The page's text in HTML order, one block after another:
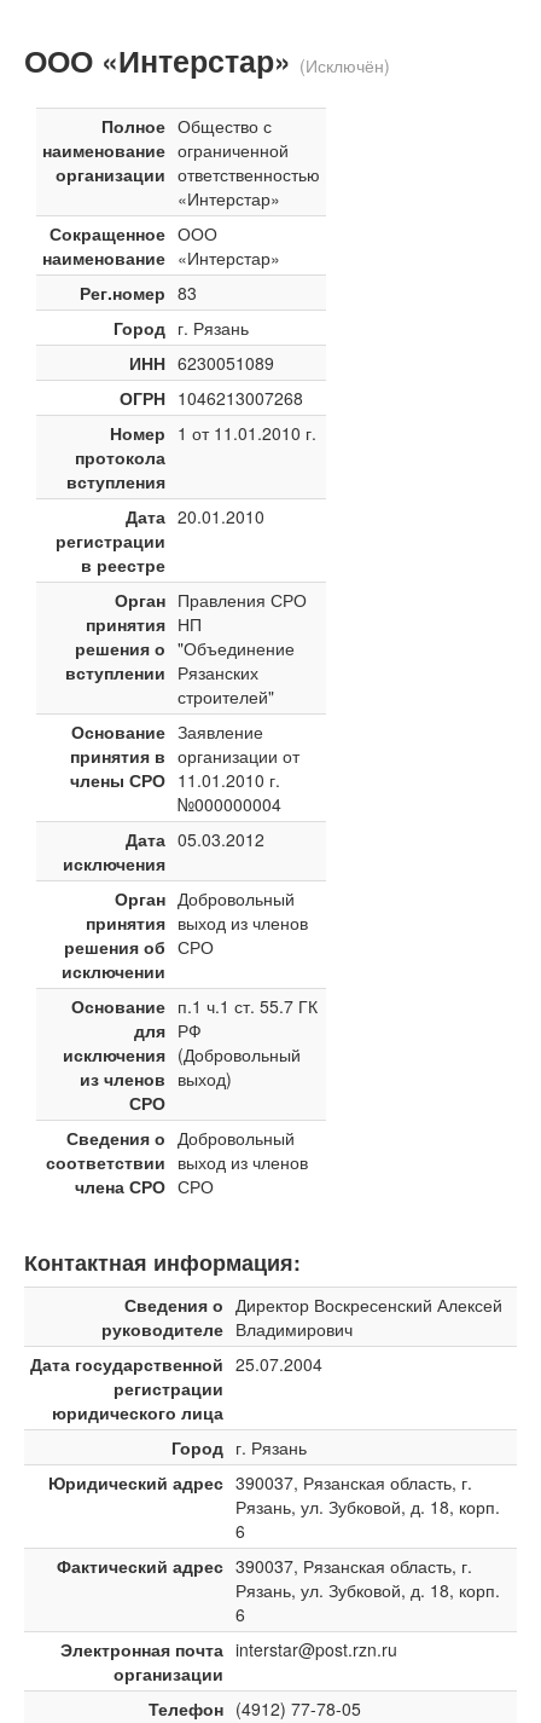
ООО «Интерстар» (Исключён)
Полное
наименование
организации
Общество с
ограниченной
ответственностью
«Интерстар»
Сокращенное
наименование
ООО
«Интерстар»
Рег.номер 83
Город г. Рязань
ИНН 6230051089
ОГРН 1046213007268
Номер
протокола
вступления
1 от 11.01.2010 г.
Дата
регистрации
в реестре
20.01.2010
Орган
принятия
решения о
вступлении
Правления СРО
НП
"Объединение
Рязанских
строителей"
Основание
принятия в
члены СРО
Заявление
организации от
11.01.2010 г.
№000000004
Дата
исключения
05.03.2012
Орган
принятия
решения об
исключении
Добровольный
выход из членов
СРО
Основание
для
исключения
из членов
СРО
п.1 ч.1 ст. 55.7 ГК
РФ
(Добровольный
выход)
Сведения о
соответствии
члена СРО
Добровольный
выход из членов
СРО
Контактная информация:
Сведения о
руководителе
Директор Воскресенский Алексей
Владимирович
Дата государственной
регистрации
юридического лица
25.07.2004
Город г. Рязань
Юридический адрес 390037, Рязанская область, г.
Рязань, ул. Зубковой, д. 18, корп.
6
Фактический адрес 390037, Рязанская область, г.
Рязань, ул. Зубковой, д. 18, корп.
6
Электронная почта
организации
interstar@post.rzn.ru
Телефон (4912) 77-78-05